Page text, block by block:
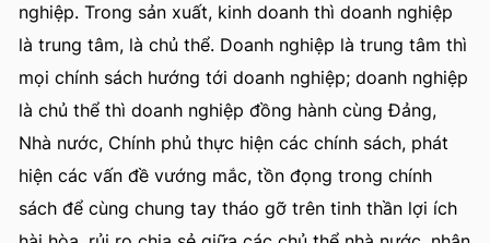
nghiệp. Trong sản xuất, kinh doanh thì doanh nghiệp
là trung tâm, là chủ thể. Doanh nghiệp là trung tâm thì
mọi chính sách hướng tới doanh nghiệp; doanh nghiệp
là chủ thể thì doanh nghiệp đồng hành cùng Đảng,
Nhà nước, Chính phủ thực hiện các chính sách, phát
hiện các vấn đề vướng mắc, tồn đọng trong chính
sách để cùng chung tay tháo gỡ trên tinh thần lợi ích